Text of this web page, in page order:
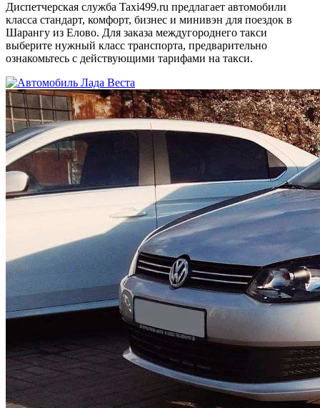
Диспетчерская служба Taxi499.ru предлагает автомобили
класса стандарт, комфорт, бизнес и минивэн для поездок в
Шарангу из Елово. Для заказа междугороднего такси
выберите нужный класс транспорта, предварительно
ознакомьтесь с действующими тарифами на такси.